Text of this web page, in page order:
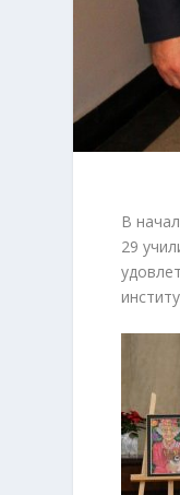
В
29